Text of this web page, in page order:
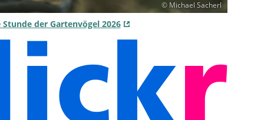
© Michael Sacherl
der Gartenvögel 2026